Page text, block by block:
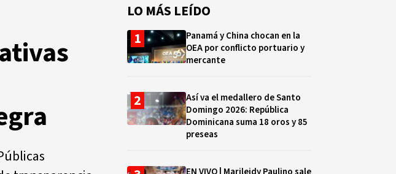
LO MÁS LEÍDO
Panamá y China chocan en la
OEA por conflicto portuario y
mercante
Así va el medallero de Santo
Domingo 2026: República
Dominicana suma 18 oros y 85
preseas